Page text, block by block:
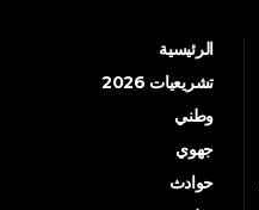
الرئيسية
تشريعيات 2026
وطني
جهوي
حوادث